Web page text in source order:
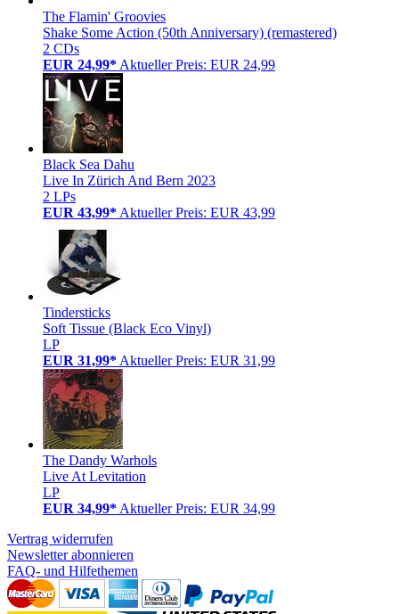
The Flamin' Groovies
Shake Some Action (50th Anniversary) (remastered)
2 CDs
EUR 24,99*Aktueller Preis: EUR 24,99
Black Sea Dahu
Live In Zürich And Bern 2023
2 LPs
EUR 43,99*Aktueller Preis: EUR 43,99
Tindersticks
Soft Tissue (Black Eco Vinyl)
LP
EUR 31,99*Aktueller Preis: EUR 31,99
The Dandy Warhols
Live At Levitation
LP
EUR 34,99*Aktueller Preis: EUR 34,99
Vertrag widerrufen
Newsletter abonnieren
FAQ- und Hilfethemen